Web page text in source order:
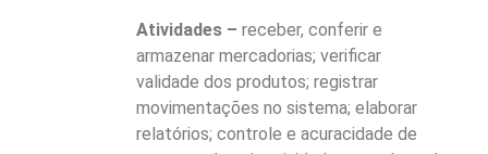
Atividades – receber, conferir e
armazenar mercadorias; verificar
validade dos produtos; registrar
movimentações no sistema; elaborar
relatórios; controle e acuracidade de